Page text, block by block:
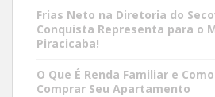
Frias Neto na Diretoria do
Conquista Representa para o
Piracicaba!
O Que É Renda Familiar e
Comprar Seu Apartamento